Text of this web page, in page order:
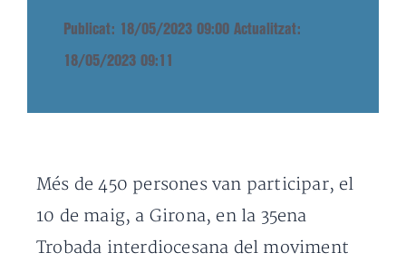
Publicat: 18/05/2023 09:00 Actualitzat:
18/05/2023 09:11
Més de 450 persones van participar, el
10 de maig, a Girona, en la 35ena
Trobada interdiocesana del moviment